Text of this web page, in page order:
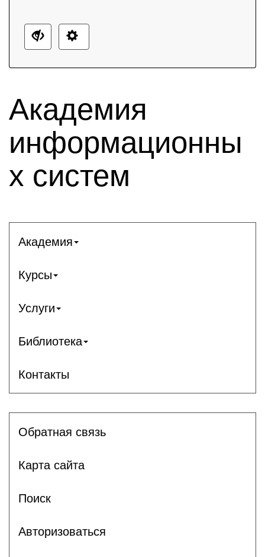
Академия
информационны
х систем
Академия
Курсы
Услуги
Библиотека
Контакты
Обратная связь
Карта сайта
Поиск
Авторизоваться